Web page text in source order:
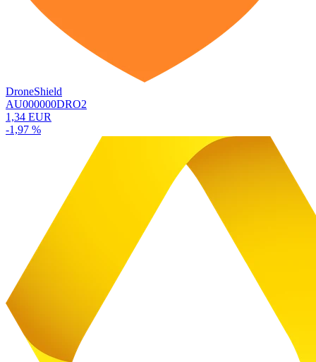
DroneShield
AU000000DRO2
1,34 EUR
-1,97 %